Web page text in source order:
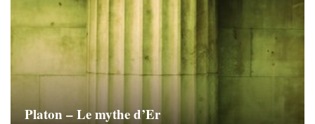
Platon – Le mythe d’Er